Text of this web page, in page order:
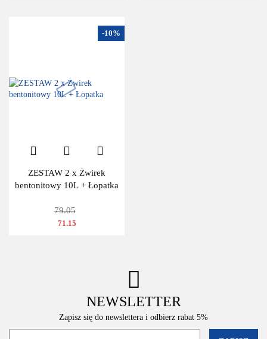
ZESTAW 2 x Żwirek
bentonitowy 10L + Łopatka
79.05
-10%
71.15
NEWSLETTER
Zapisz się do newslettera i odbierz rabat 5%